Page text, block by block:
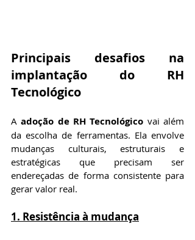
Principais desafios na
implantação do RH
Tecnológico
A adoção de RH Tecnológico vai além
da escolha de ferramentas. Ela envolve
mudanças culturais, estruturais e
estratégicas que precisam ser
endereçadas de forma consistente para
gerar valor real.
1. Resistência à mudança